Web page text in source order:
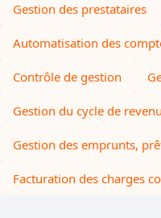
Gestion des prestataires
Automatisation des
Contrôle de gestion
Gestion du cycle de
Gestion des emprunts,
Facturation des charges